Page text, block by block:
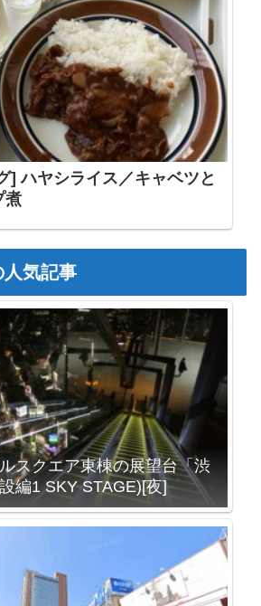
] ハヤシライス／キャベツと
煮
人気記事
スクエア東棟の展望台「渋
編1 SKY STAGE)[夜]